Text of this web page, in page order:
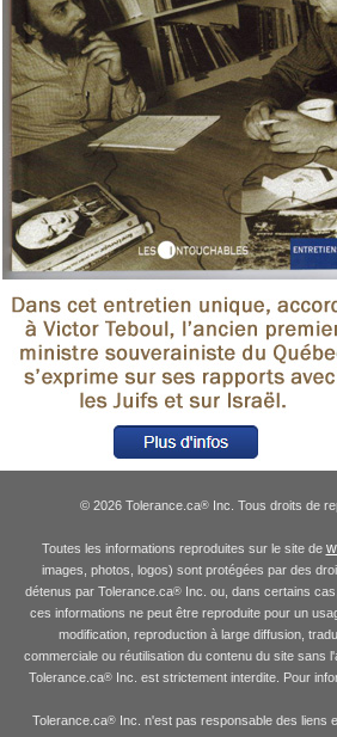
© 2026 Tolerance.ca®Inc. Tous droits de
Toutes les informations reproduites sur le site de
images, photos, logos) sont protégées par des
détenus par Tolerance.ca® Inc. ou, dans certains
ces informations ne peut être reproduite pour un
modification, reproduction à large diffusion,
commerciale ou réutilisation du contenu du site sans
Tolerance.ca® Inc. est strictement interdite. Pour
Tolerance.ca® Inc. n'est pas responsable des liens